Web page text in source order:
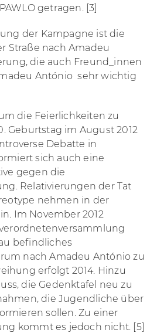
getragen. [3]
der Kampagne ist die
Straße nach Amadeu
die auch Freund_innen
António sehr wichtig
die Feierlichkeiten zu
Geburtstag im August 2012
Debatte in
sich auch eine
gegen die
Relativierungen der Tat
nehmen in der
Im November 2012
befindliches
nach Amadeu António zu
erfolgt 2014. Hinzu
die Gedenktafel neu zu
die Jugendliche über
sollen. Zu einer
kommt es jedoch nicht. [5]